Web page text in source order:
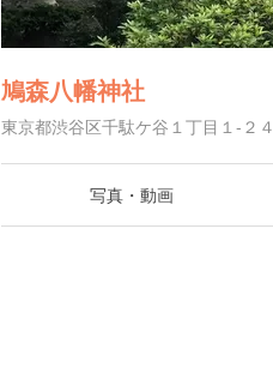
鳩森八幡神社
東京都渋谷区千駄ケ谷１丁目１-２４
写真・動画